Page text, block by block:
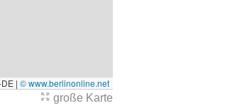
| © www.berlinonline.net
große Karte